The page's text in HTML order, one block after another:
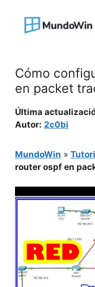
contenido
Cómo
en packet
Última
Autor: 2c0bi
MundoWin »
router ospf en